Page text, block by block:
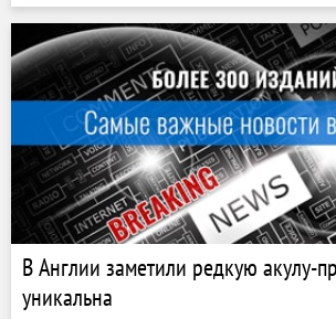
В Англии заметили редкую акулу-
уникальна